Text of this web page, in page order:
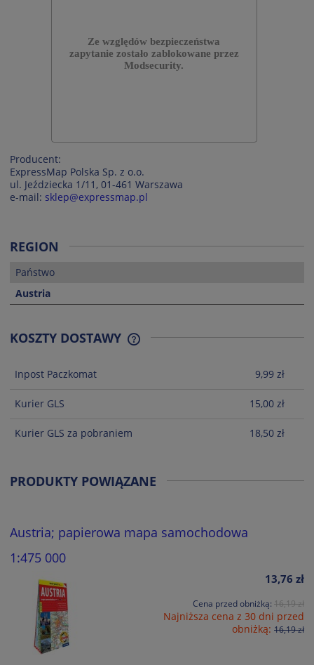
Producent:
ExpressMap Polska Sp. z o.o.
ul. Jeździecka 1/11, 01-461 Warszawa
e-mail: sklep@expressmap.pl
REGION
Państwo
Austria
KOSZTY DOSTAWY
Inpost Paczkomat 9,99 zł
Kurier GLS 15,00 zł
Kurier GLS za pobraniem 18,50 zł
PRODUKTY POWIĄZANE
Austria; papierowa mapa samochodowa
1:475 000
13,76 zł
Cena przed obniżką: 16,19 zł
Najniższa cena z 30 dni przed
obniżką: 16,19 zł